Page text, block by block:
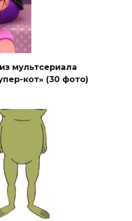
мультсериала
кот» (30 фото)